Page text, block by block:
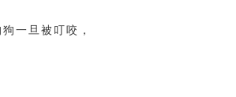
一旦被叮咬，